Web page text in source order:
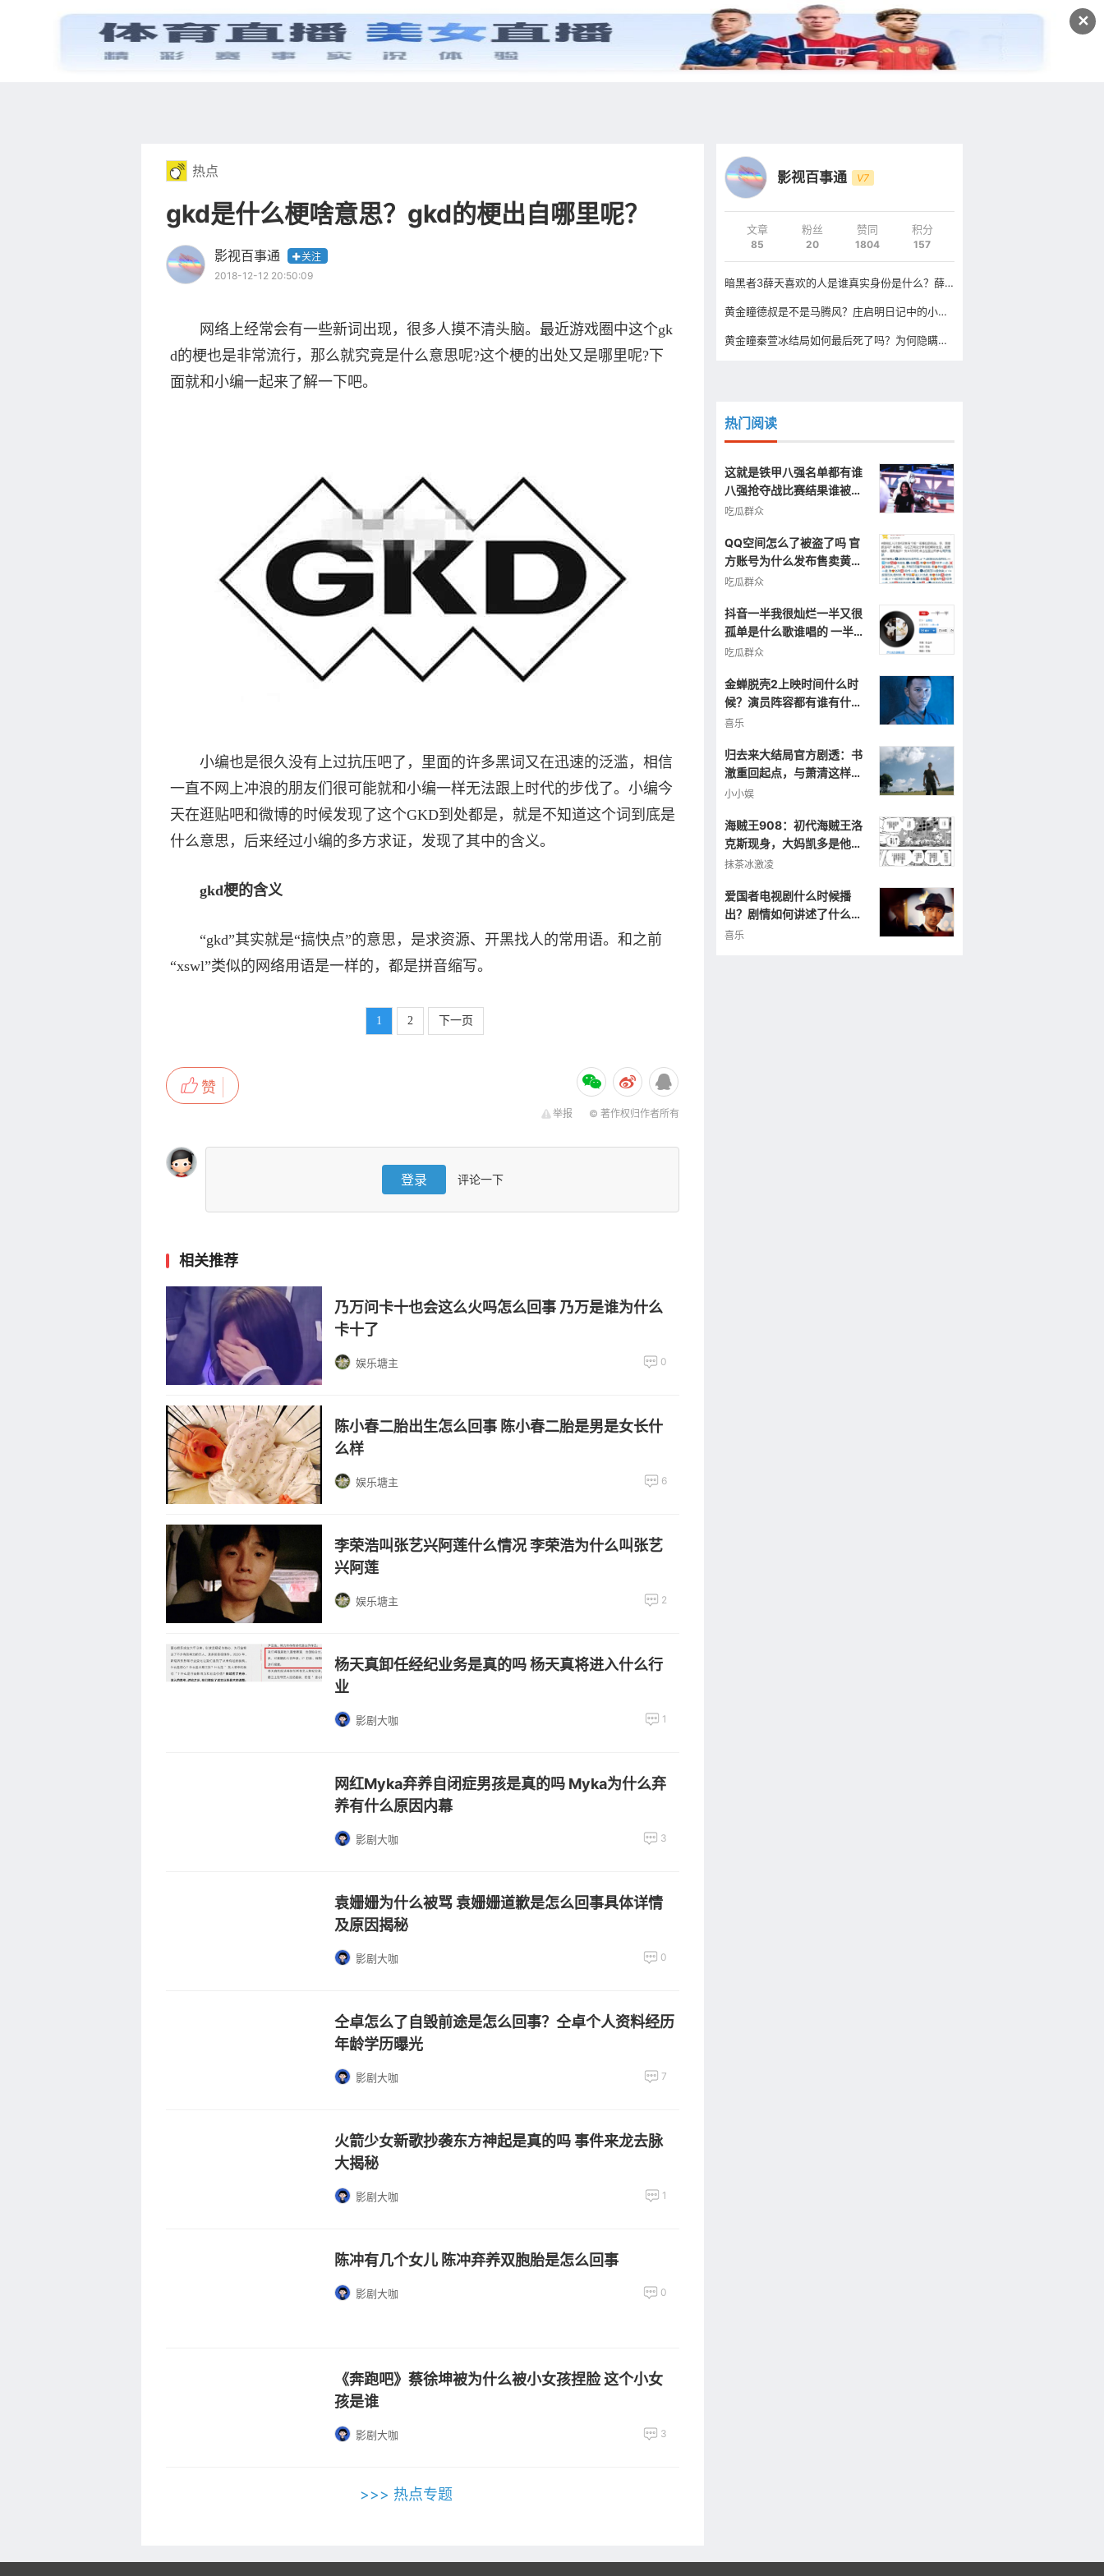
✕
首页 电视剧 综艺 抖音 更多 发文 登录 注册
热点
gkd是什么梗啥意思？gkd的梗出自哪里呢？
影视百事通
关注
2018-12-12 20:50:09
网络上经常会有一些新词出现，很多人摸不清头脑。最近游戏圈中这个gk
d的梗也是非常流行，那么就究竟是什么意思呢?这个梗的出处又是哪里呢?下
面就和小编一起来了解一下吧。
小编也是很久没有上过抗压吧了，里面的许多黑词又在迅速的泛滥，相信
一直不网上冲浪的朋友们很可能就和小编一样无法跟上时代的步伐了。小编今
天在逛贴吧和微博的时候发现了这个GKD到处都是，就是不知道这个词到底是
什么意思，后来经过小编的多方求证，发现了其中的含义。
gkd梗的含义
“gkd”其实就是“搞快点”的意思，是求资源、开黑找人的常用语。和之前
“xswl”类似的网络用语是一样的，都是拼音缩写。
1 2 下一页
赞
© 著作权归作者所有
举报
登录 评论一下
相关推荐
乃万问卡十也会这么火吗怎么回事 乃万是谁为什么
卡十了
娱乐塘主 0
陈小春二胎出生怎么回事 陈小春二胎是男是女长什
么样
娱乐塘主 6
李荣浩叫张艺兴阿莲什么情况 李荣浩为什么叫张艺
兴阿莲
娱乐塘主 2
杨天真卸任经纪业务是真的吗 杨天真将进入什么行
业
影剧大咖 1
网红Myka弃养自闭症男孩是真的吗 Myka为什么弃
养有什么原因内幕
影剧大咖 3
袁姗姗为什么被骂 袁姗姗道歉是怎么回事具体详情
及原因揭秘
影剧大咖 0
仝卓怎么了自毁前途是怎么回事？仝卓个人资料经历
年龄学历曝光
影剧大咖 7
火箭少女新歌抄袭东方神起是真的吗 事件来龙去脉
大揭秘
影剧大咖 1
陈冲有几个女儿 陈冲弃养双胞胎是怎么回事
影剧大咖 0
《奔跑吧》蔡徐坤被为什么被小女孩捏脸 这个小女
孩是谁
影剧大咖 3
>>> 热点专题
影视百事通 V7
文章
85
粉丝
20
赞同
1804
积分
157
暗黑者3薛天喜欢的人是谁真实身份是什么？薛天结局怎么样？
黄金瞳德叔是不是马腾风？庄启明日记中的小马是谁真实身份是什么？
黄金瞳秦萱冰结局如何最后死了吗？为何隐瞒庄睿自己还活着的消息？
热门阅读
这就是铁甲八强名单都有谁
八强抢夺战比赛结果谁被淘
汰了
吃瓜群众
QQ空间怎么了被盗了吗 官
方账号为什么发布售卖黄色
图片视频信息
吃瓜群众
抖音一半我很灿烂一半又很
孤单是什么歌谁唱的 一半一
半完整歌词
吃瓜群众
金蝉脱壳2上映时间什么时
候？演员阵容都有谁有什么
看点呢？
喜乐
归去来大结局官方剧透：书
澈重回起点，与萧清这样重
逢
小小娱
海贼王908：初代海贼王洛
克斯现身，大妈凯多是他的
小弟，曾打败罗杰！
抹茶冰激凌
爱国者电视剧什么时候播
出？剧情如何讲述了什么样
的故事？
喜乐